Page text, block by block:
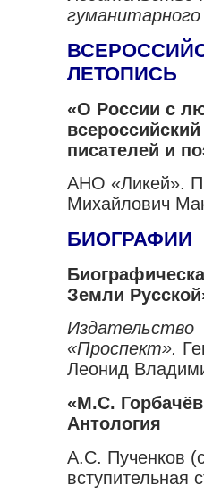
ЛЕТОПИСЬ
«О России с
писателей и
АНО «Ликей».
Михайлович
БИОГРАФИИ
Земли
Издательство
«Проспект».
Леонид
«М.С.
Антология
А.С. Пученков
вступительная